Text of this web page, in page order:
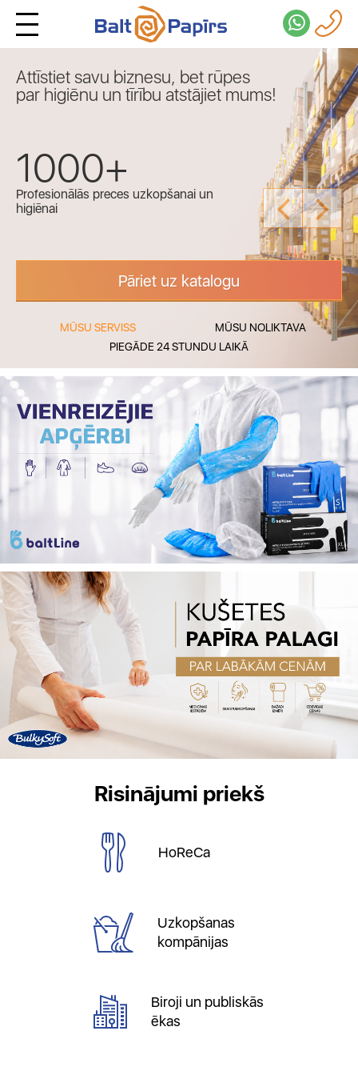
1000+
Profesionālās preces uzkopšanai un
higiēnai
1000+
Profesionālās preces uzkopšanai un
higiēnai
Attīstiet savu biznesu, bet rūpes
par higiēnu un tīrību atstājiet mums!
1000+
Profesionālās preces uzkopšanai un
higiēnai
Pāriet uz katalogu
1000+
Profesionālās preces uzkopšanai un
higiēnai
MŪSU SERVISS
MŪSU NOLIKTAVA
PIEGĀDE 24 STUNDU LAIKĀ
Risinājumi priekš
HoReCa
Uzkopšanas
kompānijas
Biroji un publiskās
ēkas